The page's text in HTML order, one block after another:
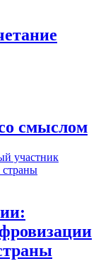
смыслом